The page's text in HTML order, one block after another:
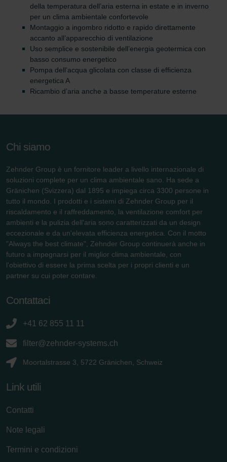
della temperatura dell’aria esterna in estate e in inverno
per un clima ambientale confortevole
Montaggio a ingombro ridotto e rapido direttamente
accanto all’apparecchio di ventilazione
Uso semplice e sostenibile dell’energia geotermica con
basso consumo energetico
Pompa dell’acqua glicolata con classe di efficienza
energetica A
Ricambio d’aria anche a basse temperature esterne
Chi siamo
Zehnder Group è un fornitore leader a livello internazionale di
soluzioni complete per un clima ambientale sano. Ha sede a
Gränichen (Svizzera) dal 1895 e impiega circa 3300 persone in
tutto il mondo. I prodotti e i sistemi di Zehnder Group per il
riscaldamento e il raffreddamento, la ventilazione comfort per
ambienti e la pulizia dell'aria sono caratterizzati da un design
eccezionale e da un'elevata efficienza energetica. Con il motto
"Always the best climate", Zehnder Group continuerà anche in
futuro a impegnarsi per il miglior clima ambientale, con
l'obiettivo di essere la prima scelta per i propri clienti e un
partner su cui poter contare.
Contattaci
+41 62 855 11 11
filter@zehnder-systems.ch
Moortalstrasse 3, 5722 Gränichen, Schweiz
Link utili
Contatti
Note legali
Termini e condizioni